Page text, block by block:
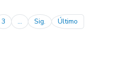
Pagination
3 … Sig.Next page
ÚltimoLast page